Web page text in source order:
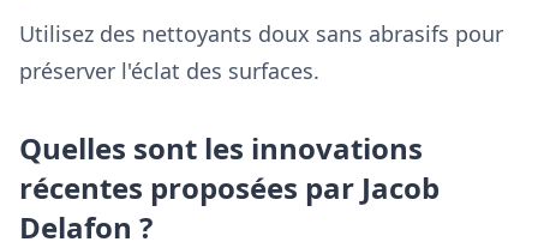
Utilisez des nettoyants doux sans abrasifs pour
préserver l'éclat des surfaces.
Quelles sont les innovations
récentes proposées par Jacob
Delafon ?